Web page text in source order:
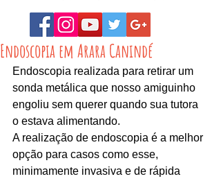
Endoscopia em Arara Canindé
Endoscopia realizada para retirar um
sonda metálica que nosso amiguinho
engoliu sem querer quando sua tutora
o estava alimentando.
A realização de endoscopia é a melhor
opção para casos como esse,
minimamente invasiva e de rápida